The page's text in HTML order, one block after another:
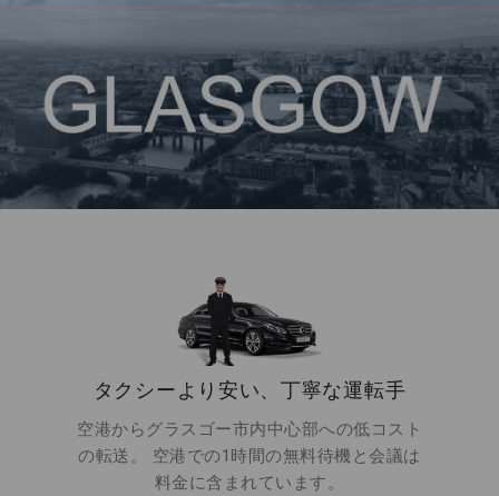
タクシーより安い、丁寧な運転手
空港からグラスゴー市内中心部への低コスト
の転送。 空港での1時間の無料待機と会議は
料金に含まれています。